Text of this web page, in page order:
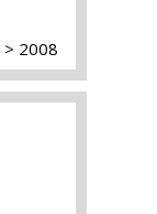
2008